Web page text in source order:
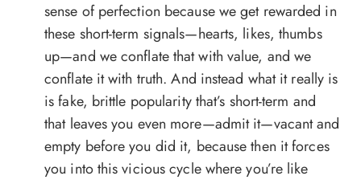
sense of perfection because we get rewarded in
these short-term signals—hearts, likes, thumbs
up—and we conflate that with value, and we
conflate it with truth. And instead what it really is
is fake, brittle popularity that’s short-term and
that leaves you even more—admit it—vacant and
empty before you did it, because then it forces
you into this vicious cycle where you’re like